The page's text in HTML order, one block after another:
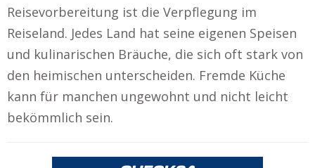
Reisevorbereitung ist die Verpflegung im
Reiseland. Jedes Land hat seine eigenen Speisen
und kulinarischen Bräuche, die sich oft stark von
den heimischen unterscheiden. Fremde Küche
kann für manchen ungewohnt und nicht leicht
bekömmlich sein.